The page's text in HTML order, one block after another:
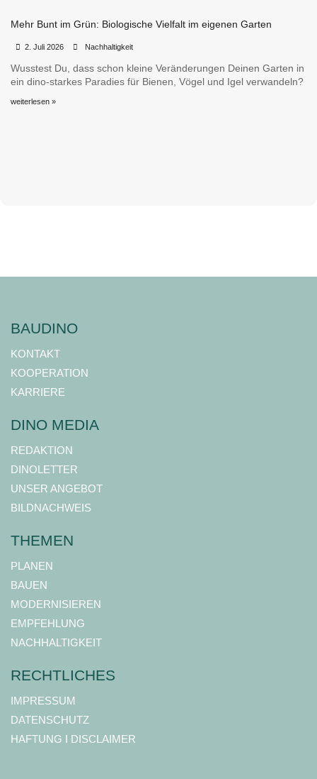
Mehr Bunt im Grün: Biologische Vielfalt im eigenen Garten
2. Juli 2026 Nachhaltigkeit
Wusstest Du, dass schon kleine Veränderungen Deinen Garten in
ein dino-starkes Paradies für Bienen, Vögel und Igel verwandeln?
weiterlesen »
BAUDINO
KONTAKT
KOOPERATION
KARRIERE
DINO MEDIA
REDAKTION
DINOLETTER
UNSER ANGEBOT
BILDNACHWEIS
THEMEN
PLANEN
BAUEN
MODERNISIEREN
EMPFEHLUNG
NACHHALTIGKEIT
RECHTLICHES
IMPRESSUM
DATENSCHUTZ
HAFTUNG I DISCLAIMER